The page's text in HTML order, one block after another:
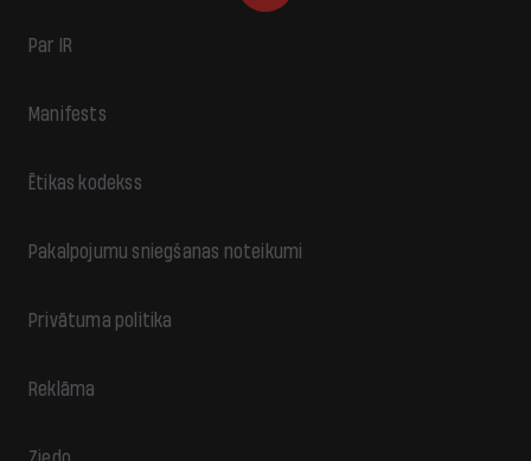
Par IR
Manifests
Ētikas kodekss
Pakalpojumu sniegšanas noteikumi
Privātuma politika
Reklāma